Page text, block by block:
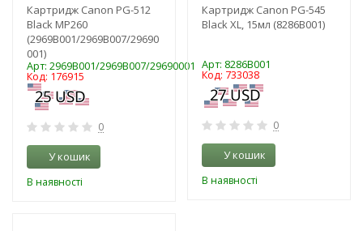
Картридж Canon PG-512
Black MP260
(2969B001/2969B007/29690
001)
Арт: 2969B001/2969B007/29690001
Код: 176915
0
У кошик
В наявності
Картридж Canon PG-545
Black XL, 15мл (8286B001)
Арт: 8286B001
Код: 733038
0
У кошик
В наявності